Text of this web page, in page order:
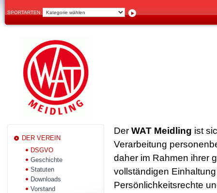
SPORTARTEN
Der WAT Meidling ist
Verarbeitung
daher im Rahmen ihrer
vollständigen
Persönlichkeitsrechte
DER VEREIN
DSGVO
Geschichte
Statuten
Downloads
Vorstand